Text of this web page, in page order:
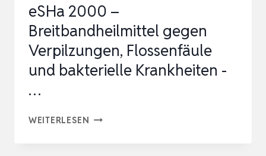
eSHa 2000 –
Breitbandheilmittel gegen
Verpilzungen, Flossenfäule
und bakterielle Krankheiten -
…
WEITERLESEN ESHA